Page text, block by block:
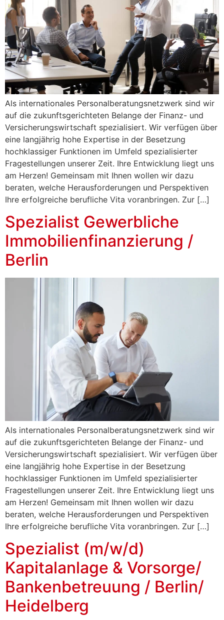
Als internationales Personalberatungsnetzwerk sind wir
auf die zukunftsgerichteten Belange der Finanz- und
Versicherungswirtschaft spezialisiert. Wir verfügen über
eine langjährig hohe Expertise in der Besetzung
hochklassiger Funktionen im Umfeld spezialisierter
Fragestellungen unserer Zeit. Ihre Entwicklung liegt uns
am Herzen! Gemeinsam mit Ihnen wollen wir dazu
beraten, welche Herausforderungen und Perspektiven
Ihre erfolgreiche berufliche Vita voranbringen. Zur […]
Spezialist Gewerbliche
Immobilienfinanzierung /
Berlin
Als internationales Personalberatungsnetzwerk sind wir
auf die zukunftsgerichteten Belange der Finanz- und
Versicherungswirtschaft spezialisiert. Wir verfügen über
eine langjährig hohe Expertise in der Besetzung
hochklassiger Funktionen im Umfeld spezialisierter
Fragestellungen unserer Zeit. Ihre Entwicklung liegt uns
am Herzen! Gemeinsam mit Ihnen wollen wir dazu
beraten, welche Herausforderungen und Perspektiven
Ihre erfolgreiche berufliche Vita voranbringen. Zur […]
Spezialist (m/w/d)
Kapitalanlage & Vorsorge/
Bankenbetreuung / Berlin/
Heidelberg